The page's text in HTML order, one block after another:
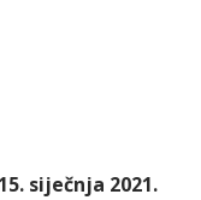
siječnja 2021.